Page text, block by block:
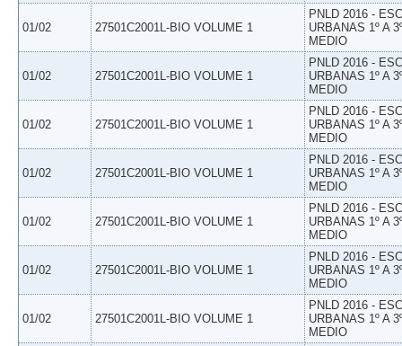
01/02 27501C2001L-BIO VOLUME 1
PNLD 2016 -
URBANAS 1º A
MEDIO
01/02 27501C2001L-BIO VOLUME 1
PNLD 2016 -
URBANAS 1º A
MEDIO
01/02 27501C2001L-BIO VOLUME 1
PNLD 2016 -
URBANAS 1º A
MEDIO
01/02 27501C2001L-BIO VOLUME 1
PNLD 2016 -
URBANAS 1º A
MEDIO
01/02 27501C2001L-BIO VOLUME 1
PNLD 2016 -
URBANAS 1º A
MEDIO
01/02 27501C2001L-BIO VOLUME 1
PNLD 2016 -
URBANAS 1º A
MEDIO
01/02 27501C2001L-BIO VOLUME 1
PNLD 2016 -
URBANAS 1º A
MEDIO